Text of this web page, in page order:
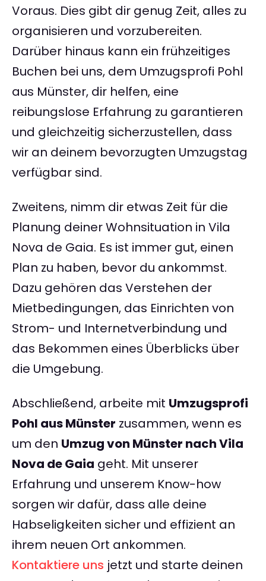
Voraus. Dies gibt dir genug Zeit, alles zu
organisieren und vorzubereiten.
Darüber hinaus kann ein frühzeitiges
Buchen bei uns, dem Umzugsprofi Pohl
aus Münster, dir helfen, eine
reibungslose Erfahrung zu garantieren
und gleichzeitig sicherzustellen, dass
wir an deinem bevorzugten Umzugstag
verfügbar sind.
Zweitens, nimm dir etwas Zeit für die
Planung deiner Wohnsituation in Vila
Nova de Gaia. Es ist immer gut, einen
Plan zu haben, bevor du ankommst.
Dazu gehören das Verstehen der
Mietbedingungen, das Einrichten von
Strom- und Internetverbindung und
das Bekommen eines Überblicks über
die Umgebung.
Abschließend, arbeite mit Umzugsprofi
Pohl aus Münster zusammen, wenn es
um den Umzug von Münster nach Vila
Nova de Gaia geht. Mit unserer
Erfahrung und unserem Know-how
sorgen wir dafür, dass alle deine
Habseligkeiten sicher und effizient an
ihrem neuen Ort ankommen.
Kontaktiere uns jetzt und starte deinen